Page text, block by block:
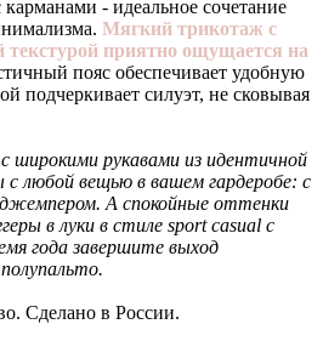
- идеальное сочетание
Мягкий трикотаж с
текстурой приятно ощущается на
пояс обеспечивает удобную
подчеркивает силуэт, не сковывая
широкими рукавами из идентичной
любой вещью в вашем гардеробе: с
А спокойные оттенки
в луки в стиле sport casual с
года завершите выход
Сделано в России.